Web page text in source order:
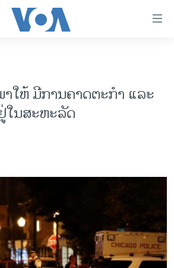
ບໍດີ ສະຫະລັດ 2024
າວ
ໃຫ້ ມີການຄາດຕະກຳ ແລະ
ໃນສະຫະລັດ